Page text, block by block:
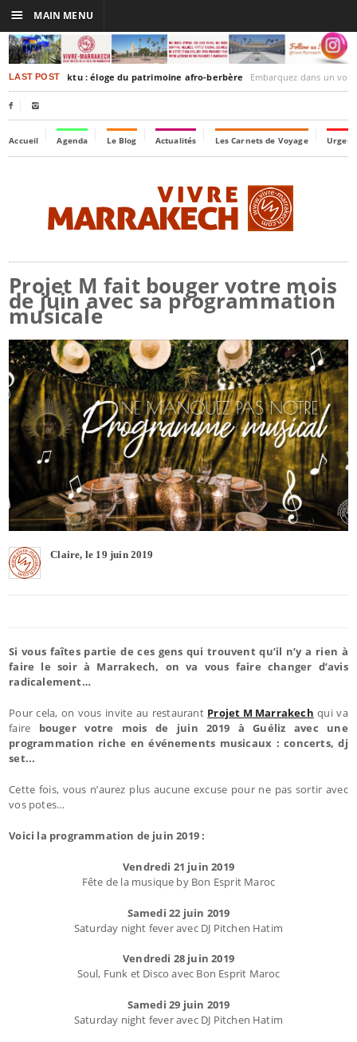
LAST POSTTimbuktu : éloge du patrimoine afro-berbère Embarquez dans un voyage culturel dans le
 
Accueil Agenda Le Blog Actualités Les Carnets de Voyage
Projet M fait bouger votre mois
de juin avec sa programmation
musicale
Claire, le 19 juin 2019
Si vous faîtes partie de ces gens qui trouvent qu’il n’y a rien à
faire le soir à Marrakech, on va vous faire changer d’avis
radicalement…
Pour cela, on vous invite au restaurant Projet M Marrakech qui va
faire bouger votre mois de juin 2019 à Guéliz avec une
programmation riche en événements musicaux : concerts, dj
set...
Cette fois, vous n’aurez plus aucune excuse pour ne pas sortir avec
vos potes…
Voici la programmation de juin 2019 :
Vendredi 21 juin 2019
Fête de la musique by Bon Esprit Maroc
Samedi 22 juin 2019
Saturday night fever avec DJ Pitchen Hatim
Vendredi 28 juin 2019
Soul, Funk et Disco avec Bon Esprit Maroc
Samedi 29 juin 2019
Saturday night fever avec DJ Pitchen Hatim
☰ MAIN MENU